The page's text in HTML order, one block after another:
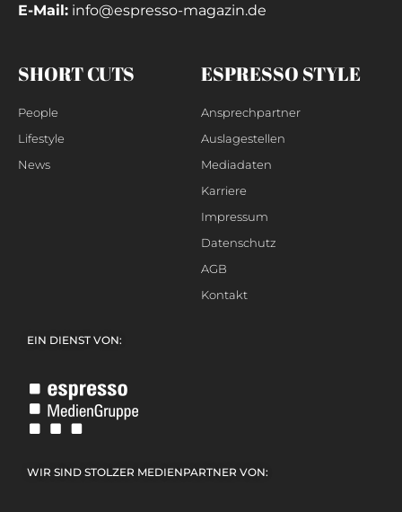
E-Mail: info@espresso-magazin.de
SHORT CUTS
People
Lifestyle
News
ESPRESSO STYLE
Ansprechpartner
Auslagestellen
Mediadaten
Karriere
Impressum
Datenschutz
AGB
Kontakt
EIN DIENST VON:
WIR SIND STOLZER MEDIENPARTNER VON: